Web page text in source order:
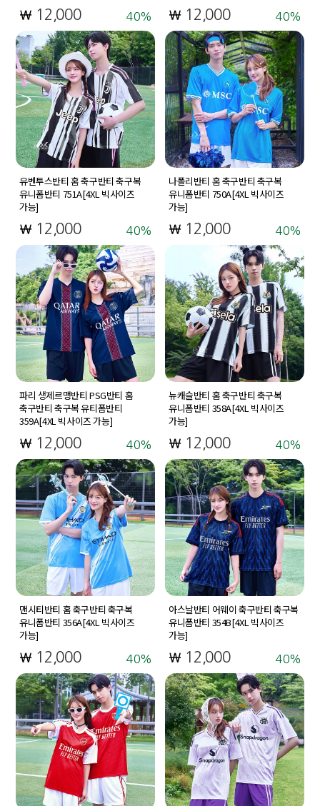
12,000 40 12,000 40
유벤투스반티 홈 축구반티 축구복
유니폼반티 751A[4XL 빅사이즈
가능]
12,000 40
나폴리반티 홈 축구반티 축구복
유니폼반티 750A[4XL 빅사이즈
가능]
12,000 40
파리 생제르맹반티 PSG반티 홈
축구반티 축구복 유티폼반티
359A[4XL 빅사이즈 가능]
12,000 40
뉴캐슬반티 홈 축구반티 축구복
유니폼반티 358A[4XL 빅사이즈
가능]
12,000 40
맨시티반티 홈 축구반티 축구복
유니폼반티 356A[4XL 빅사이즈
가능]
12,000 40
아스날반티 어웨이 축구반티 축구복
유니폼반티 354B[4XL 빅사이즈
가능]
12,000 40